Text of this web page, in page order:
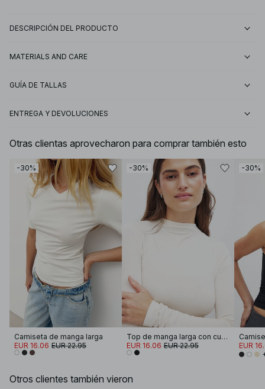
DESCRIPCIÓN DEL PRODUCTO
MATERIALS AND CARE
GUÍA DE TALLAS
ENTREGA Y DEVOLUCIONES
Otras clientas aprovecharon para comprar también esto
-30%
Camiseta de manga larga
EUR 16.06 EUR 22.95
-30%
Top de manga larga con cuello de embudo Soft Line
EUR 16.06 EUR 22.95
-30%
EUR
Otros clientes también vieron